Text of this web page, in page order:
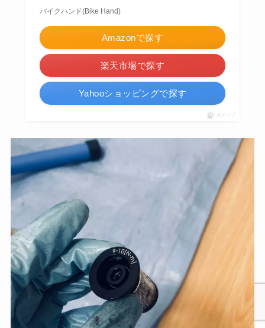
バイクハンド(Bike Hand)
Amazonで探す
楽天市場で探す
Yahooショッピングで探す
ポチップ